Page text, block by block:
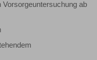
ab